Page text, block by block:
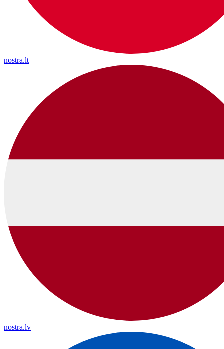
nostra.lt
nostra.lv